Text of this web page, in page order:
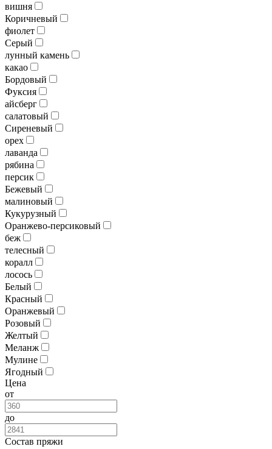
вишня
Коричневый
фиолет
Серый
лунный камень
какао
Бордовый
Фуксия
айсберг
салатовый
Сиреневый
орех
лаванда
рябина
персик
Бежевый
малиновый
Кукурузный
Оранжево-персиковый
беж
телесный
коралл
лосось
Белый
Красный
Оранжевый
Розовый
Желтый
Меланж
Мулине
Ягодный
Цена
от
до
Состав пряжи